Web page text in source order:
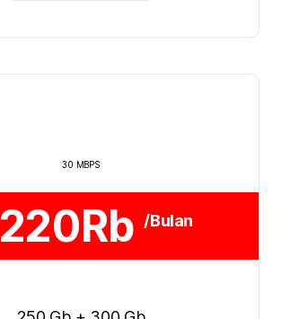
30 MBPS
220Rb /Bulan